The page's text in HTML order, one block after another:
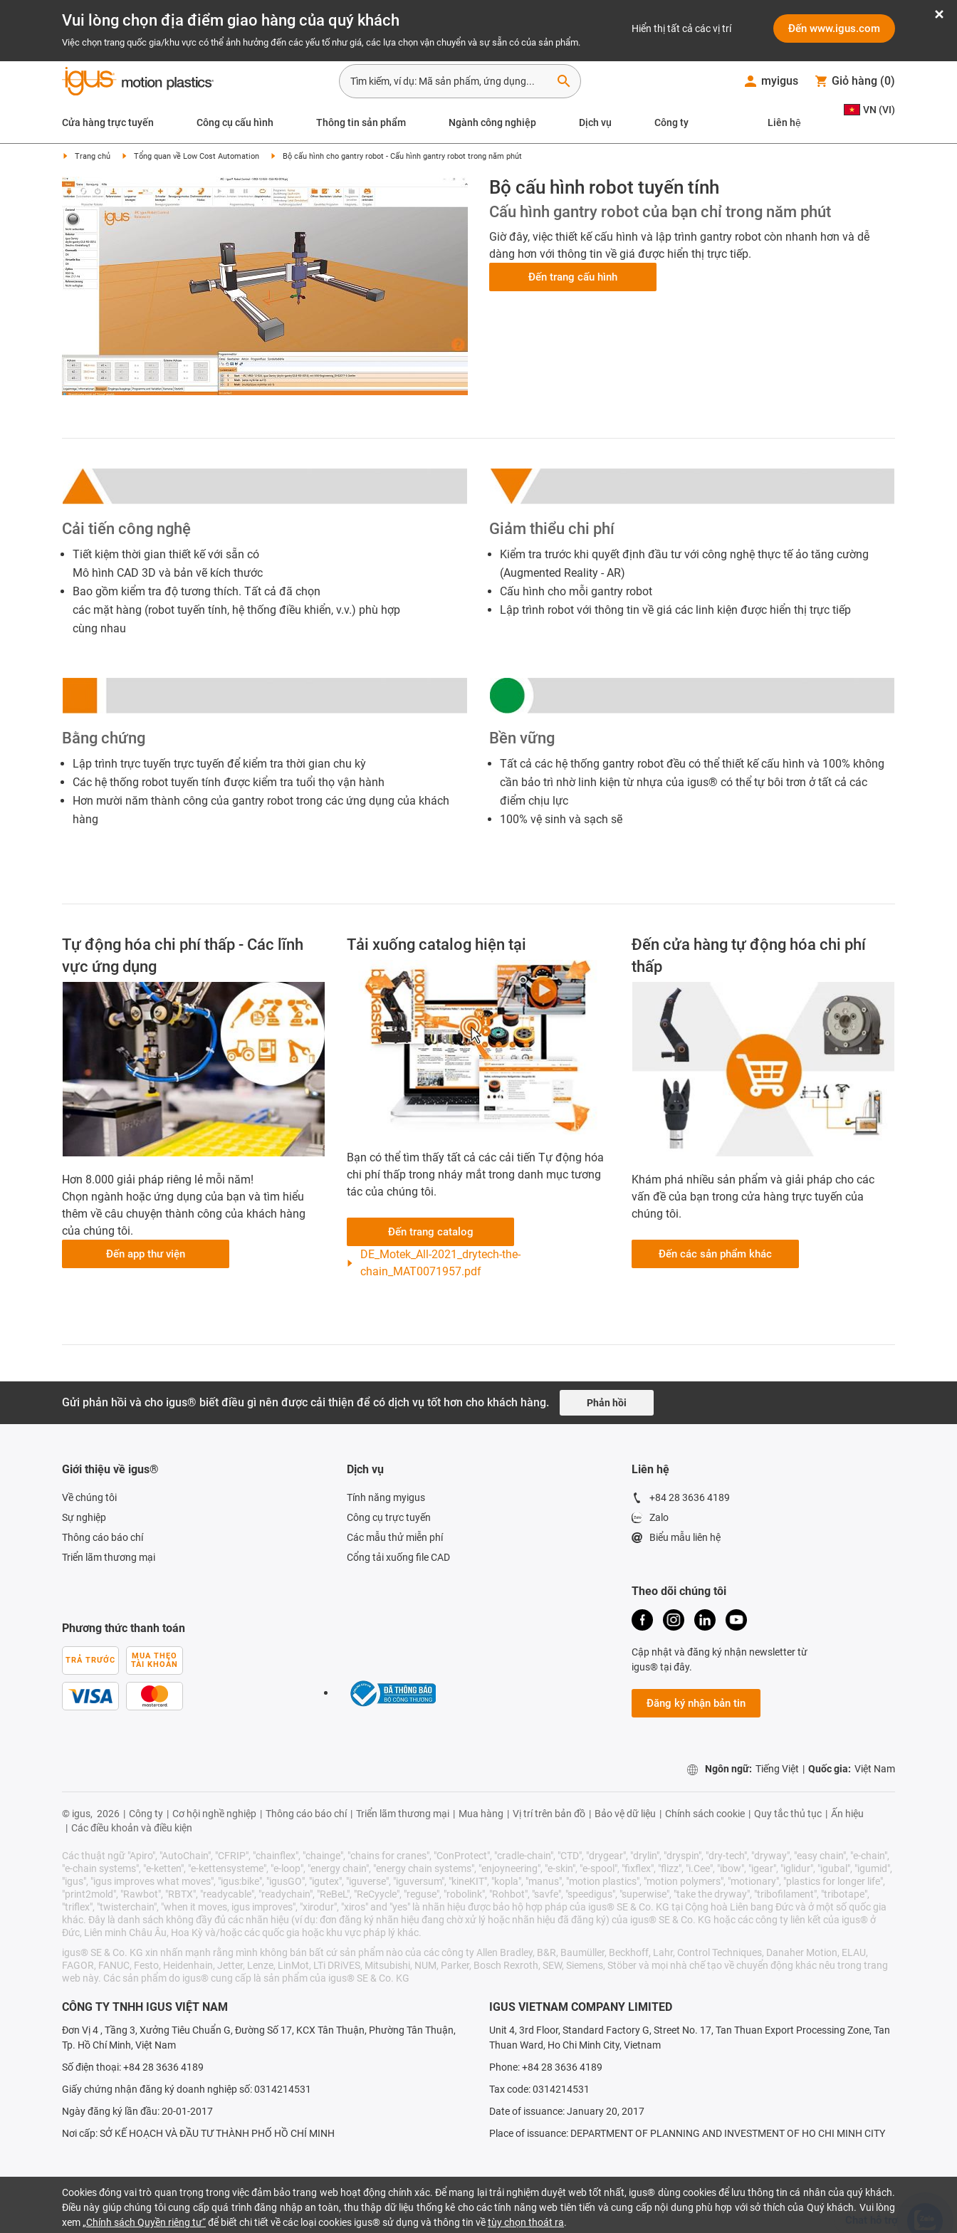
Vui lòng chọn địa điểm giao hàng của quý khách
Việc chọn trang quốc gia/khu vực có thể ảnh hưởng đến các yếu tố như giá, các lựa chọn vận chuyển và sự sẵn có của sản phẩm.
Hiển thị tất cả các vị trí Đến www.igus.com
search myigus Giỏ hàng (0)
Cửa hàng trực tuyến Công cụ cấu hình Thông tin sản phẩm Ngành công nghiệp Dịch vụ Công ty Liên hệ
VN (VI)
Trang chủ Tổng quan về Low Cost Automation Bộ cấu hình cho gantry robot - Cấu hình gantry robot trong năm phút
Bộ cấu hình robot tuyến tính
Cấu hình gantry robot của bạn chỉ trong năm phút
Giờ đây, việc thiết kế cấu hình và lập trình gantry robot còn nhanh hơn và dễ
dàng hơn với thông tin về giá được hiển thị trực tiếp.
Đến trang cấu hình
Cải tiến công nghệ
Tiết kiệm thời gian thiết kế với sẵn có
Mô hình CAD 3D và bản vẽ kích thước
Bao gồm kiểm tra độ tương thích. Tất cả đã chọn
các mặt hàng (robot tuyến tính, hệ thống điều khiển, v.v.) phù hợp
cùng nhau
Giảm thiểu chi phí
Kiểm tra trước khi quyết định đầu tư với công nghệ thực tế ảo tăng cường
(Augmented Reality - AR)
Cấu hình cho mỗi gantry robot
Lập trình robot với thông tin về giá các linh kiện được hiển thị trực tiếp
Bằng chứng
Lập trình trực tuyến trực tuyến để kiểm tra thời gian chu kỳ
Các hệ thống robot tuyến tính được kiểm tra tuổi thọ vận hành
Hơn mười năm thành công của gantry robot trong các ứng dụng của khách
hàng
Bền vững
Tất cả các hệ thống gantry robot đều có thể thiết kế cấu hình và 100% không
cần bảo trì nhờ linh kiện từ nhựa của igus® có thể tự bôi trơn ở tất cả các
điểm chịu lực
100% vệ sinh và sạch sẽ
Tự động hóa chi phí thấp - Các lĩnh
vực ứng dụng
Hơn 8.000 giải pháp riêng lẻ mỗi năm!
Chọn ngành hoặc ứng dụng của bạn và tìm hiểu
thêm về câu chuyện thành công của khách hàng
của chúng tôi.
Đến app thư viện
Tải xuống catalog hiện tại
Bạn có thể tìm thấy tất cả các cải tiến Tự động hóa
chi phí thấp trong nháy mắt trong danh mục tương
tác của chúng tôi.
Đến trang catalog
DE_Motek_All-2021_drytech-the-
chain_MAT0071957.pdf
Đến cửa hàng tự động hóa chi phí
thấp
Khám phá nhiều sản phẩm và giải pháp cho các
vấn đề của bạn trong cửa hàng trực tuyến của
chúng tôi.
Đến các sản phẩm khác
Gửi phản hồi và cho igus® biết điều gì nên được cải thiện để có dịch vụ tốt hơn cho khách hàng. Phản hồi
Giới thiệu về igus®
Về chúng tôi
Sự nghiệp
Thông cáo báo chí
Triển lãm thương mại
Dịch vụ
Tính năng myigus
Công cụ trực tuyến
Các mẫu thử miễn phí
Cổng tải xuống file CAD
Liên hệ
+84 28 3636 4189
Zalo
Biểu mẫu liên hệ
Phương thức thanh toán
TRẢ TRƯỚC
MUA THEO
TÀI KHOẢN
Theo dõi chúng tôi
Cập nhật và đăng ký nhận newsletter từ
igus® tại đây.
Đăng ký nhận bản tin
Ngôn ngữ: Tiếng Việt | Quốc gia: Việt Nam
© igus, 2026 | Công ty | Cơ hội nghề nghiệp | Thông cáo báo chí | Triển lãm thương mại | Mua hàng | Vị trí trên bản đồ | Bảo vệ dữ liệu | Chính sách cookie | Quy tắc thủ tục | Ấn hiệu
| Các điều khoản và điều kiện
Các thuật ngữ "Apiro", "AutoChain", "CFRIP", "chainflex", "chainge", "chains for cranes", "ConProtect", "cradle-chain", "CTD", "drygear", "drylin", "dryspin", "dry-tech", "dryway", "easy chain", "e-chain",
"e-chain systems", "e-ketten", "e-kettensysteme", "e-loop", "energy chain", "energy chain systems", "enjoyneering", "e-skin", "e-spool", "fixflex", "flizz", "i.Cee", "ibow", "igear", "iglidur", "igubal", "igumid",
"igus", "igus improves what moves", "igus:bike", "igusGO", "igutex", "iguverse", "iguversum", "kineKIT", "kopla", "manus", "motion plastics", "motion polymers", "motionary", "plastics for longer life",
"print2mold", "Rawbot", "RBTX", "readycable", "readychain", "ReBeL", "ReCyycle", "reguse", "robolink", "Rohbot", "savfe", "speedigus", "superwise", "take the dryway", "tribofilament", "tribotape",
"triflex", "twisterchain", "when it moves, igus improves", "xirodur", "xiros" and "yes" là nhãn hiệu được bảo hộ hợp pháp của igus® SE & Co. KG tại Cộng hoà Liên bang Đức và ở một số quốc gia
khác. Đây là danh sách không đầy đủ các nhãn hiệu (ví dụ: đơn đăng ký nhãn hiệu đang chờ xử lý hoặc nhãn hiệu đã đăng ký) của igus® SE & Co. KG hoặc các công ty liên kết của igus® ở
Đức, Liên minh Châu Âu, Hoa Kỳ và/hoặc các quốc gia hoặc khu vực pháp lý khác.
igus® SE & Co. KG xin nhấn mạnh rằng mình không bán bất cứ sản phẩm nào của các công ty Allen Bradley, B&R, Baumüller, Beckhoff, Lahr, Control Techniques, Danaher Motion, ELAU,
FAGOR, FANUC, Festo, Heidenhain, Jetter, Lenze, LinMot, LTi DRiVES, Mitsubishi, NUM, Parker, Bosch Rexroth, SEW, Siemens, Stöber và mọi nhà chế tạo về chuyển động khác nêu trong trang
web này. Các sản phẩm do igus® cung cấp là sản phẩm của igus® SE & Co. KG
CÔNG TY TNHH IGUS VIỆT NAM
Đơn Vị 4 , Tầng 3, Xưởng Tiêu Chuẩn G, Đường Số 17, KCX Tân Thuận, Phường Tân Thuận,
Tp. Hồ Chí Minh, Việt Nam
Số điện thoại: +84 28 3636 4189
Giấy chứng nhận đăng ký doanh nghiệp số: 0314214531
Ngày đăng ký lần đầu: 20-01-2017
Nơi cấp: SỞ KẾ HOẠCH VÀ ÐẦU TƯ THÀNH PHỐ HỒ CHÍ MINH
IGUS VIETNAM COMPANY LIMITED
Unit 4, 3rd Floor, Standard Factory G, Street No. 17, Tan Thuan Export Processing Zone, Tan
Thuan Ward, Ho Chi Minh City, Vietnam
Phone: +84 28 3636 4189
Tax code: 0314214531
Date of issuance: January 20, 2017
Place of issuance: DEPARTMENT OF PLANNING AND INVESTMENT OF HO CHI MINH CITY
Cookies đóng vai trò quan trọng trong việc đảm bảo trang web hoạt động chính xác. Để mang lại trải nghiệm duyệt web tốt nhất, igus® dùng cookies để lưu thông tin cá nhân của quý khách.
Điều này giúp chúng tôi cung cấp quá trình đăng nhập an toàn, thu thập dữ liệu thống kê cho các tính năng web tiên tiến và cung cấp nội dung phù hợp với sở thích của Quý khách. Vui lòng
xem „Chính sách Quyền riêng tư“để biết chi tiết về các loại cookies igus® sử dụng và thông tin vềtùy chọn thoát ra.